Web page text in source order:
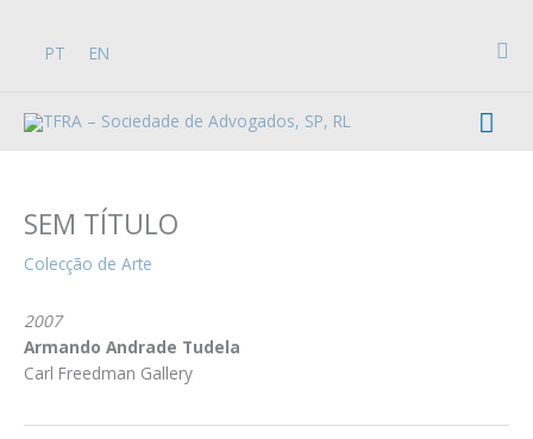
contentPT EN
SEM TÍTULO
Colecção de Arte
2007
Armando Andrade Tudela
Carl Freedman Gallery